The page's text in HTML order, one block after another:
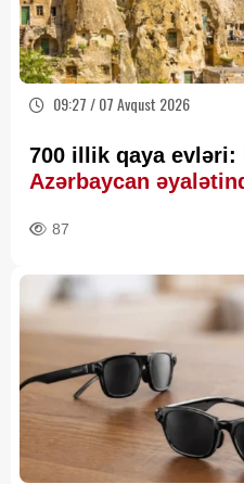
09:27 / 07 Avqust 2026
700 illik qaya evləri:
Azərbaycan
87